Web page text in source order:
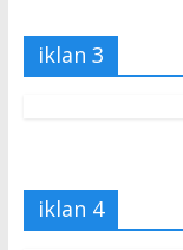
iklan 3
iklan 4